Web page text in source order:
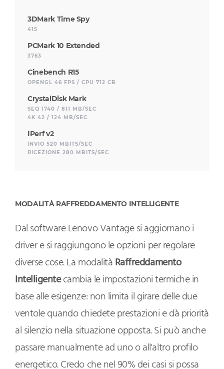
3DMark Time Spy
415
PCMark 10 Extended
3763
Cinebench R15
OPENGL 46 FPS / CPU 712 CB
CrystalDisk Mark
SEQ 1740 / 811 MB/SEC
4K 42 / 124 MB/SEC
IPerf v2
INVIO 520 MBITS/SEC
RICEZIONE 280 MBITS/SEC
MODALITÀ RAFFREDDAMENTO INTELLIGENTE
Dal software Lenovo Vantage si aggiornano i
driver e si raggiungono le opzioni per regolare
diverse cose. La modalitàRaffreddamento
Intelligentecambia le impostazioni termiche in
base alle esigenze: non limita il girare delle due
ventole quando chiedete prestazioni e dà priorità
al silenzio nella situazione opposta. Si può anche
passare manualmente ad uno o all'altro profilo
energetico. Credo che nel 90% dei casi si possa